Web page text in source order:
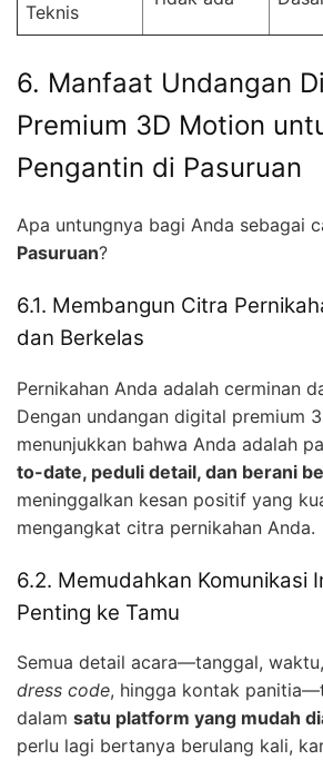
Teknis
6. Manfaat Undangan
Premium 3D Motion
Pengantin di Pasuruan
Apa untungnya bagi Anda sebagai
Pasuruan?
6.1. Membangun Citra
dan Berkelas
Pernikahan Anda adalah cerminan
Dengan undangan digital premium
menunjukkan bahwa Anda adalah
to-date, peduli detail, dan berani
meninggalkan kesan positif yang
mengangkat citra pernikahan Anda.
6.2. Memudahkan Komunikasi
Penting ke Tamu
Semua detail acara—tanggal,
dress code, hingga kontak
dalam satu platform yang mudah
perlu lagi bertanya berulang kali,